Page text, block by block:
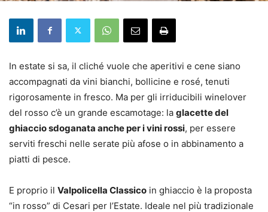
In estate si sa, il cliché vuole che aperitivi e cene siano
accompagnati da vini bianchi, bollicine e rosé, tenuti
rigorosamente in fresco. Ma per gli irriducibili winelover
del rosso c’è un grande escamotage: la glacette del
ghiaccio sdoganata anche per i vini rossi, per essere
serviti freschi nelle serate più afose o in abbinamento a
piatti di pesce.
E proprio il Valpolicella Classico in ghiaccio è la proposta
“in rosso” di Cesari per l’Estate. Ideale nel più tradizionale